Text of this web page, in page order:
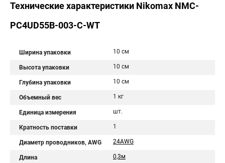
Технические характеристики Nikomax NMC-
PC4UD55B-003-C-WT
Ширина упаковки 10 см
Высота упаковки 10 см
Глубина упаковки 10 см
Объемный вес 1 кг
Единица измерения шт.
Кратность поставки 1
Диаметр проводников, AWG 24AWG
Длина 0,3м